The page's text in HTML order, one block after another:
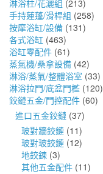
淋浴柱/花灑組 (213)
手持蓮蓬/滑桿組 (258)
按摩浴缸/設備 (131)
各式浴缸 (463)
浴缸零配件 (61)
蒸氣機/桑拿設備 (42)
淋浴/蒸氣/整體浴室 (33)
淋浴拉門/底盆門檻 (120)
鉸鏈五金/門控配件 (60)
進口五金鉸鏈 (37)
玻對牆鉸鏈 (11)
玻對玻鉸鏈 (12)
地鉸鍊 (3)
其他五金配件 (11)